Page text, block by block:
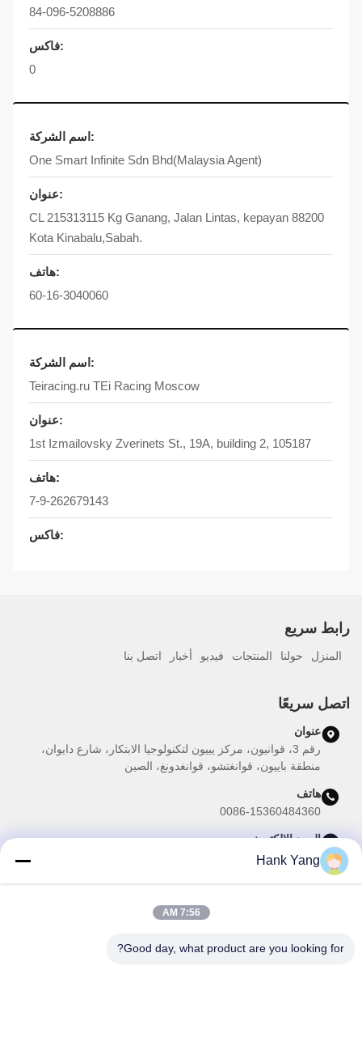
84-096-5208886
فاكس:
0
اسم الشركة:
One Smart Infinite Sdn Bhd(Malaysia Agent)
عنوان:
CL 215313115 Kg Ganang, Jalan Lintas, kepayan 88200
Kota Kinabalu,Sabah.
هاتف:
60-16-3040060
اسم الشركة:
Teiracing.ru TEi Racing Moscow
عنوان:
1st Izmailovsky Zverinets St., 19A, building 2, 105187
هاتف:
7-9-262679143
فاكس:
رابط سريع
المنزل حولنا المنتجات فيديو أخبار اتصل بنا
اتصل سريعًا
عنوان
رقم 3، قوانيون، مركز يييون لتكنولوجيا الابتكار، شارع دايوان،
منطقة باييون، قوانغتشو، قوانغدونغ، الصين
هاتف
0086-15360484360
البريد الإلكتروني
brake02@teibrakes.com
اشترك في نشرتنا الإخبارية للحصول على خصومات وأكثر.
Hank Yang
7:56 AM
Good day, what product are you looking for?